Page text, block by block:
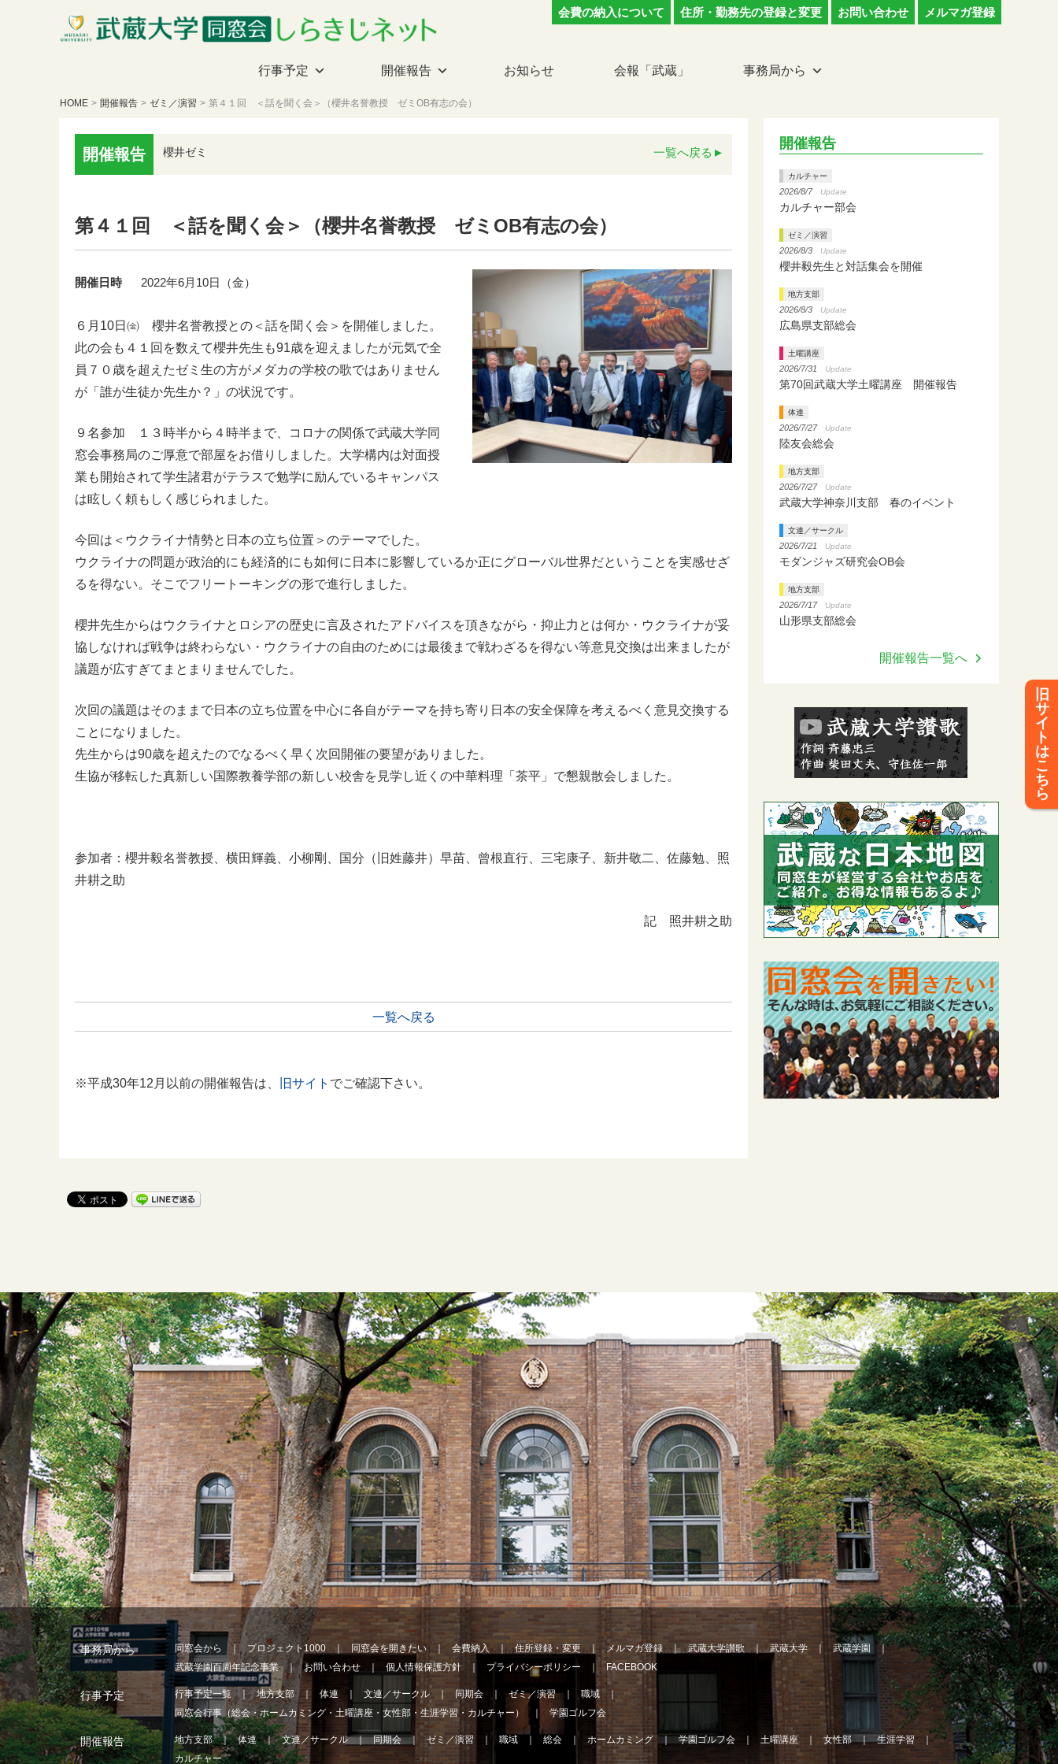
会費の納入について 住所・勤務先の登録と変更 お問い合わせ メルマガ登録
行事予定 開催報告 お知らせ 会報「武蔵」 事務局から
HOME > 開催報告 > ゼミ／演習 > 第４１回 ＜話を聞く会＞（櫻井名誉教授 ゼミOB有志の会）
開催報告 櫻井ゼミ 一覧へ戻る
第４１回 ＜話を聞く会＞（櫻井名誉教授 ゼミOB有志の会）
開催日時 2022年6月10日（金）
６月10日㈮ 櫻井名誉教授との＜話を聞く会＞を開催しました。
此の会も４１回を数えて櫻井先生も91歳を迎えましたが元気で全
員７０歳を超えたゼミ生の方がメダカの学校の歌ではありません
が「誰が生徒か先生か？」の状況です。
９名参加 １３時半から４時半まで、コロナの関係で武蔵大学同
窓会事務局のご厚意で部屋をお借りしました。大学構内は対面授
業も開始されて学生諸君がテラスで勉学に励んでいるキャンパス
は眩しく頼もしく感じられました。
今回は＜ウクライナ情勢と日本の立ち位置＞のテーマでした。
ウクライナの問題が政治的にも経済的にも如何に日本に影響しているか正にグローバル世界だということを実感せざ
るを得ない。そこでフリートーキングの形で進行しました。
櫻井先生からはウクライナとロシアの歴史に言及されたアドバイスを頂きながら・抑止力とは何か・ウクライナが妥
協しなければ戦争は終わらない・ウクライナの自由のためには最後まで戦わざるを得ない等意見交換は出来ましたが
議題が広すぎてまとまりませんでした。
次回の議題はそのままで日本の立ち位置を中心に各自がテーマを持ち寄り日本の安全保障を考えるべく意見交換する
ことになりました。
先生からは90歳を超えたのでなるべく早く次回開催の要望がありました。
生協が移転した真新しい国際教養学部の新しい校舎を見学し近くの中華料理「茶平」で懇親散会しました。
参加者：櫻井毅名誉教授、横田輝義、小柳剛、国分（旧姓藤井）早苗、曾根直行、三宅康子、新井敬二、佐藤勉、照
井耕之助
記 照井耕之助
一覧へ戻る
※平成30年12月以前の開催報告は、 旧サイト でご確認下さい。
開催報告
カルチャー
2026/8/7 Update
カルチャー部会
ゼミ／演習
2026/8/3 Update
櫻井毅先生と対話集会を開催
地方支部
2026/8/3 Update
広島県支部総会
土曜講座
2026/7/31 Update
第70回武蔵大学土曜講座 開催報告
体連
2026/7/27 Update
陸友会総会
地方支部
2026/7/27 Update
武蔵大学神奈川支部 春のイベント
文連／サークル
2026/7/21 Update
モダンジャズ研究会OB会
地方支部
2026/7/17 Update
山形県支部総会
開催報告一覧へ
事務局から 同窓会から プロジェクト1000 同窓会を開きたい 会費納入 住所登録・変更 メルマガ登録 武蔵大学讃歌 武蔵大学
武蔵学園
武蔵学園百周年記念事業
お問い合わせ 個人情報保護方針 プライバシーポリシー FACEBOOK
行事予定 行事予定一覧 地方支部 体連 文連／サークル 同期会 ゼミ／演習
職域
同窓会行事（総会・ホームカミング・土曜講座・女性部・生涯学習・カルチャー）
学園ゴルフ会
開催報告 地方支部 体連 文連／サークル 同期会 ゼミ／演習 職域 総会 ホームカミング 学園ゴルフ会 土曜講座 女性部
生涯学習
カルチャー
旧
サ
イ
ト
は
こ
ち
ら